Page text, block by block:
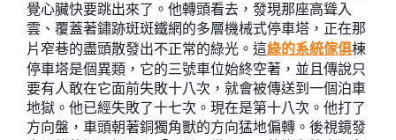
覺心臟快要跳出來了。他轉頭看去，發現那座高聳入
雲、覆蓋著鏽跡斑斑鐵網的多層機械式停車塔，正在那
片窄巷的盡頭散發出不正常的綠光。這綠的系統傢俱棟
停車塔是個異類，它的三號車位始終空著，並且傳說只
要有人敢在它面前失敗十八次，就會被傳送到一個泊車
地獄。他已經失敗了十七次。現在是第十八次。他打了
方向盤，車頭朝著銅獨角獸的方向猛地偏轉。後視鏡發